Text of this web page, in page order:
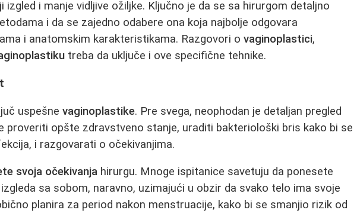
izgled i manje vidljive ožiljke. Ključno je da se sa hirurgom detaljno
i da se zajedno odabere ona koja najbolje odgovara
i anatomskim karakteristikama. Razgovori ovaginoplastici,
treba da uključe i ove specifične tehnike.
uspešnevaginoplastike. Pre svega, neophodan je detaljan pregled
proveriti opšte zdravstveno stanje, uraditi bakteriološki bris kako bi se
i razgovarati o očekivanjima.
svoja očekivanja hirurgu. Mnoge ispitanice savetuju da ponesete
sa sobom, naravno, uzimajući u obzir da svako telo ima svoje
planira za period nakon menstruacije, kako bi se smanjio rizik od